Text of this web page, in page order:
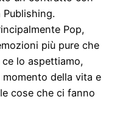
Pop,
più pure che
lo aspettiamo,
della vita e
cose che ci fanno